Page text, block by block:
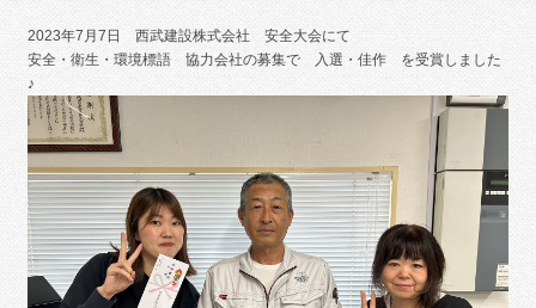
2023年7月7日 西武建設株式会社 安全大会にて
安全・衛生・環境標語 協力会社の募集で 入選・佳作 を受賞しました
♪